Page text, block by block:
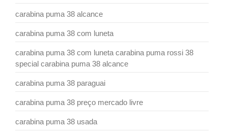
carabina puma 38 alcance
carabina puma 38 com luneta
carabina puma 38 com luneta carabina puma rossi 38
special carabina puma 38 alcance
carabina puma 38 paraguai
carabina puma 38 preço mercado livre
carabina puma 38 usada